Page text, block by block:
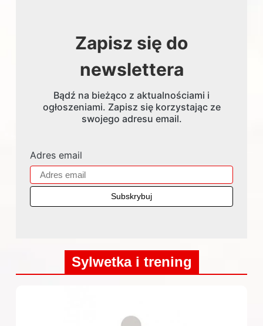
Zapisz się do
newslettera
Bądź na bieżąco z aktualnościami i
ogłoszeniami. Zapisz się korzystając ze
swojego adresu email.
Adres email
Sylwetka i trening